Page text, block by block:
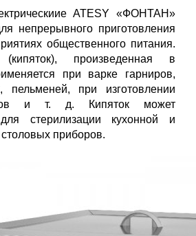
ATESY «ФОНТАН»
непрерывного приготовления
общественного питания.
произведенная в
при варке гарниров,
пельменей, при изготовлении
и т. д. Кипяток может
для стерилизации кухонной и
приборов.